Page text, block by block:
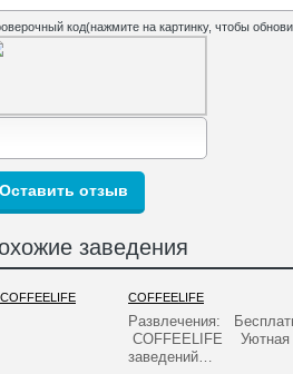
код(нажмите на картинку, чтобы
заведения
COFFEELIFE
Развлечения:
COFFEELIFE Уютная
заведений…